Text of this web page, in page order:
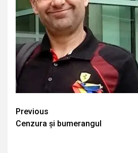
Continue
Reading
Previous
Cenzura și bumerangul